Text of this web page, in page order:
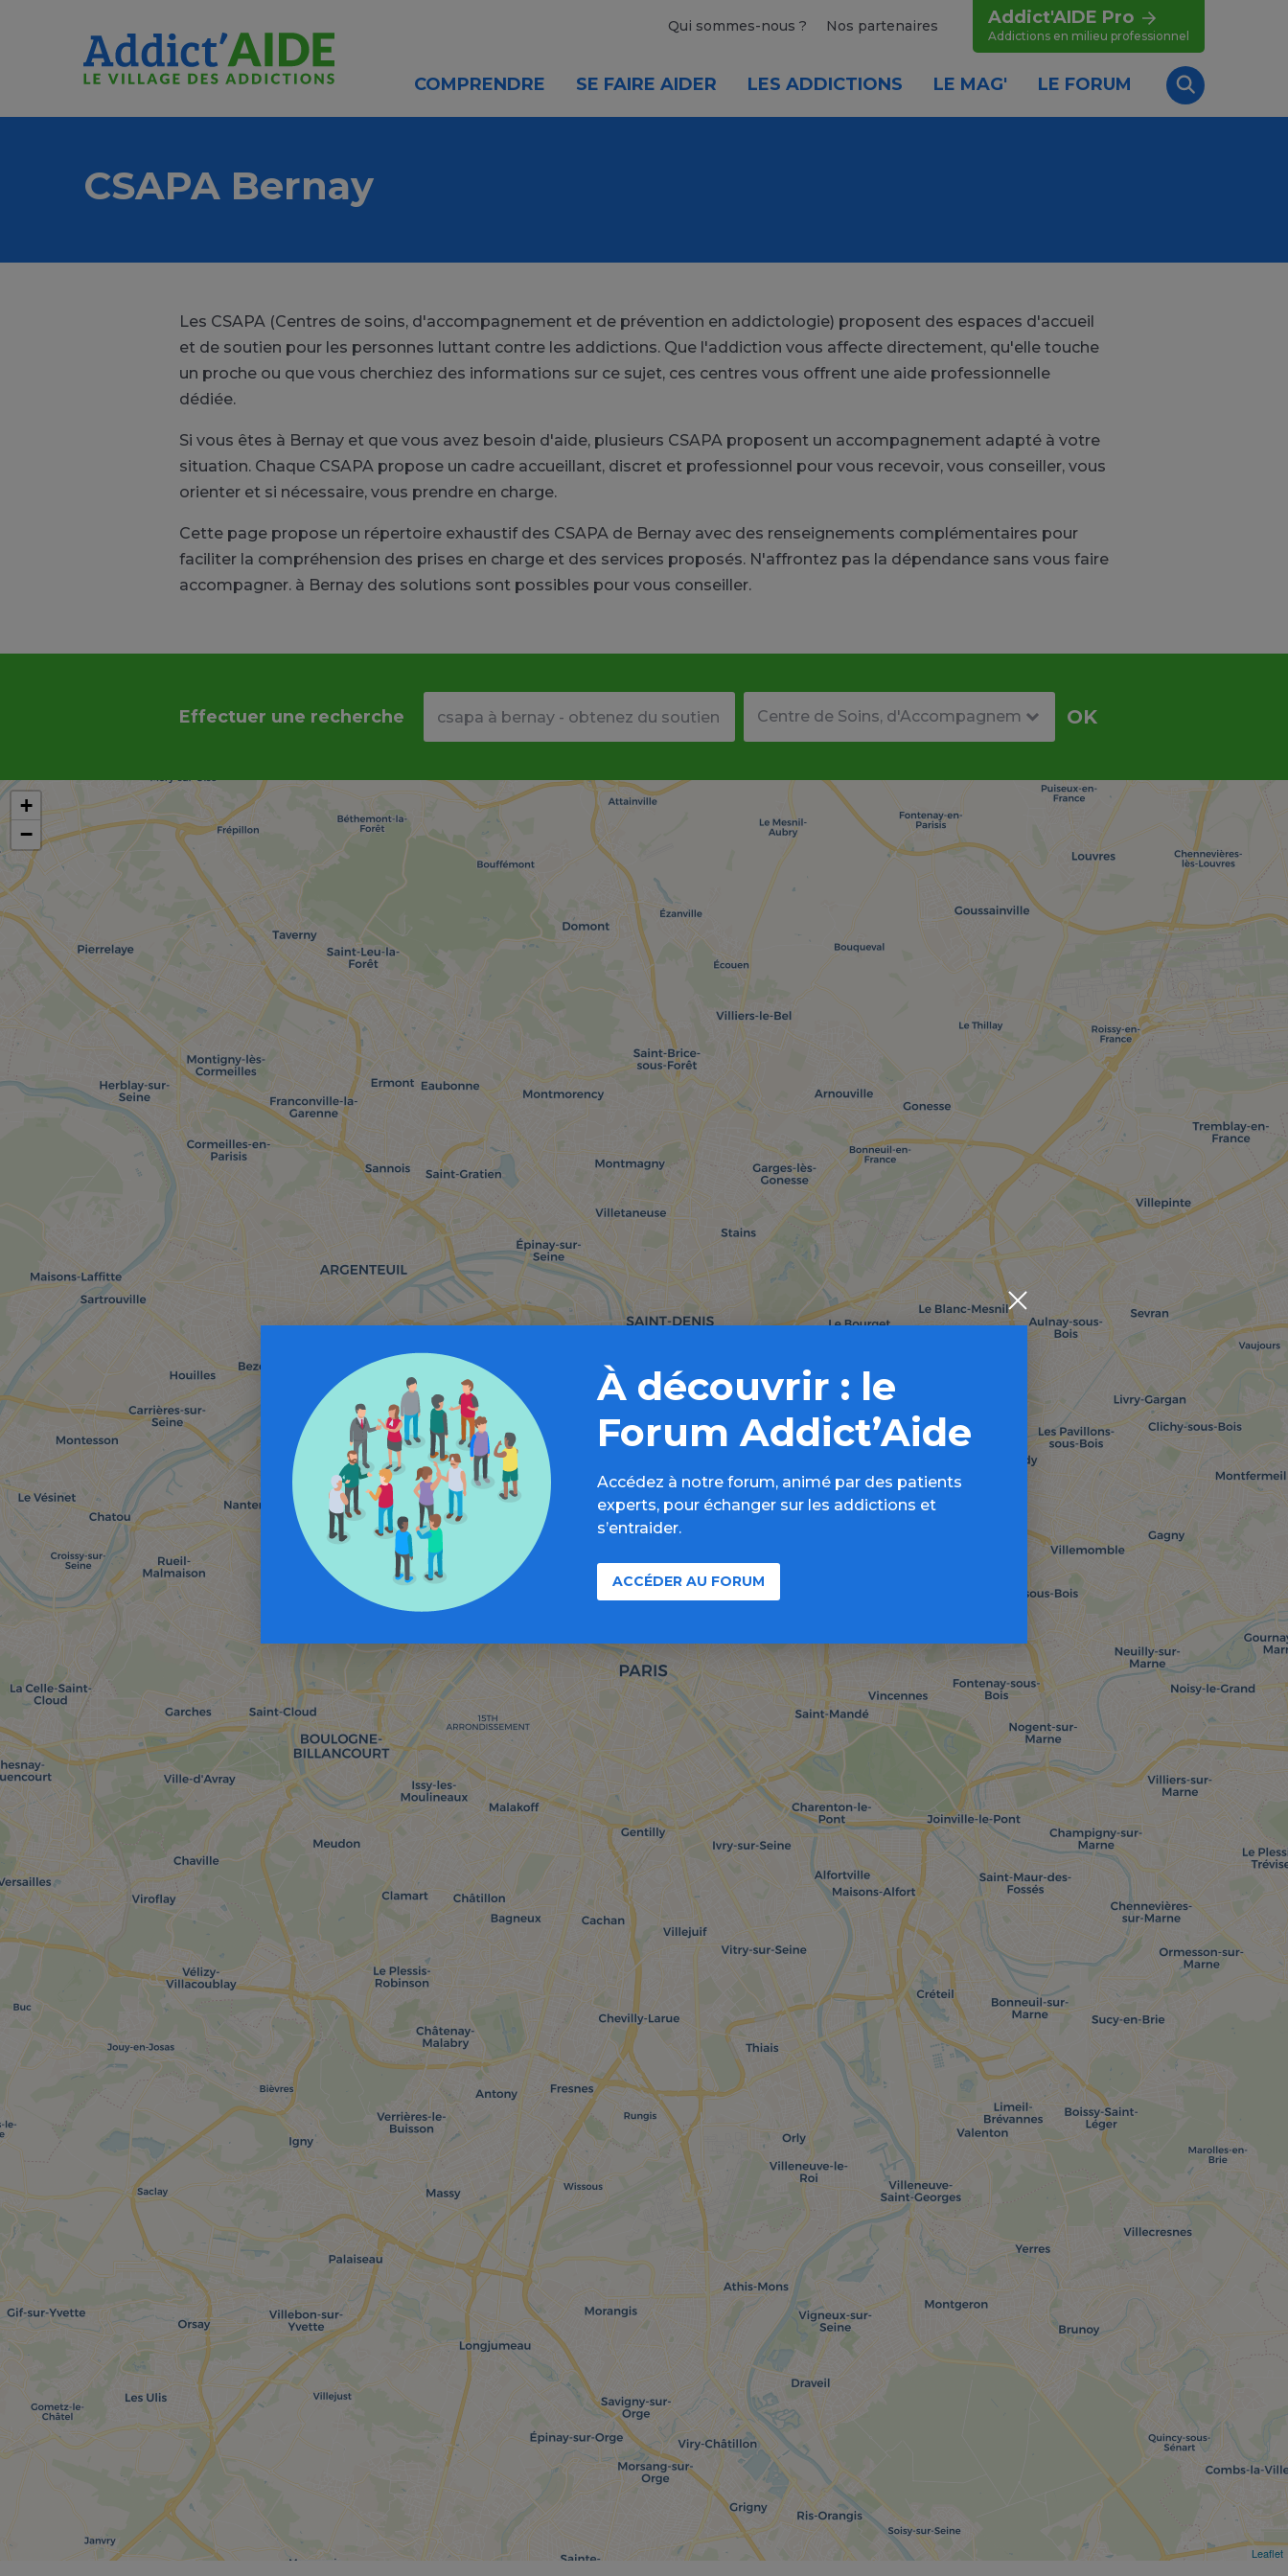
Qui sommes-nous ? Nos partenaires Addict'AIDE Pro
Addictions en milieu professionnel
COMPRENDRE SE FAIRE AIDER LES ADDICTIONS LE MAG' LE FORUM
Recherche
CSAPA Bernay
Les CSAPA (Centres de soins, d'accompagnement et de prévention en addictologie) proposent des espaces d'accueil
et de soutien pour les personnes luttant contre les addictions. Que l'addiction vous affecte directement, qu'elle touche
un proche ou que vous cherchiez des informations sur ce sujet, ces centres vous offrent une aide professionnelle
dédiée.
Si vous êtes à Bernay et que vous avez besoin d'aide, plusieurs CSAPA proposent un accompagnement adapté à votre
situation. Chaque CSAPA propose un cadre accueillant, discret et professionnel pour vous recevoir, vous conseiller, vous
orienter et si nécessaire, vous prendre en charge.
Cette page propose un répertoire exhaustif des CSAPA de Bernay avec des renseignements complémentaires pour
faciliter la compréhension des prises en charge et des services proposés. N'affrontez pas la dépendance sans vous faire
accompagner. à Bernay des solutions sont possibles pour vous conseiller.
Effectuer une recherche OK
+
−
Leaflet
À découvrir : le
Forum Addict’Aide
Accédez à notre forum, animé par des patients
experts, pour échanger sur les addictions et
s’entraider.
ACCÉDER AU FORUM